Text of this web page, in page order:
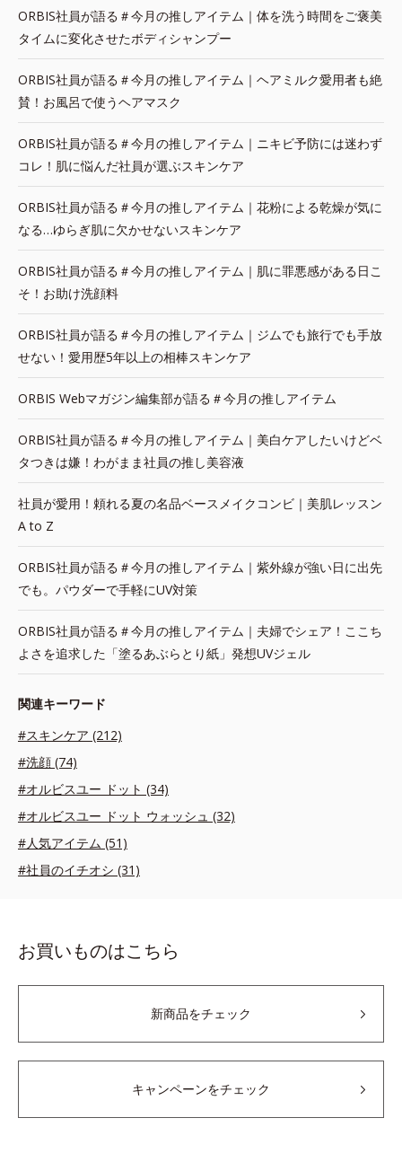
ORBIS社員が語る＃今月の推しアイテム｜体を洗う時間をご褒美
タイムに変化させたボディシャンプー
ORBIS社員が語る＃今月の推しアイテム｜ヘアミルク愛用者も絶
賛！お風呂で使うヘアマスク
ORBIS社員が語る＃今月の推しアイテム｜ニキビ予防には迷わず
コレ！肌に悩んだ社員が選ぶスキンケア
ORBIS社員が語る＃今月の推しアイテム｜花粉による乾燥が気に
なる…ゆらぎ肌に欠かせないスキンケア
ORBIS社員が語る＃今月の推しアイテム｜肌に罪悪感がある日こ
そ！お助け洗顔料
ORBIS社員が語る＃今月の推しアイテム｜ジムでも旅行でも手放
せない！愛用歴5年以上の相棒スキンケア
ORBIS Webマガジン編集部が語る＃今月の推しアイテム
ORBIS社員が語る＃今月の推しアイテム｜美白ケアしたいけどベ
タつきは嫌！わがまま社員の推し美容液
社員が愛用！頼れる夏の名品ベースメイクコンビ｜美肌レッスン
A to Z
ORBIS社員が語る＃今月の推しアイテム｜紫外線が強い日に出先
でも。パウダーで手軽にUV対策
ORBIS社員が語る＃今月の推しアイテム｜夫婦でシェア！ここち
よさを追求した「塗るあぶらとり紙」発想UVジェル
関連キーワード
#スキンケア (212)
#洗顔 (74)
#オルビスユー ドット (34)
#オルビスユー ドット ウォッシュ (32)
#人気アイテム (51)
#社員のイチオシ (31)
お買いものはこちら
新商品をチェック
キャンペーンをチェック